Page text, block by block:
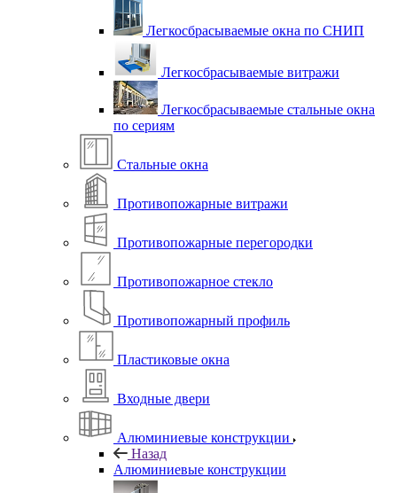
Легкосбрасываемые окна по СНИП
Легкосбрасываемые витражи
Легкосбрасываемые стальные окна
по сериям
Стальные окна
Противопожарные витражи
Противопожарные перегородки
Противопожарное стекло
Противопожарный профиль
Пластиковые окна
Входные двери
Алюминиевые конструкции
Назад
Алюминиевые конструкции